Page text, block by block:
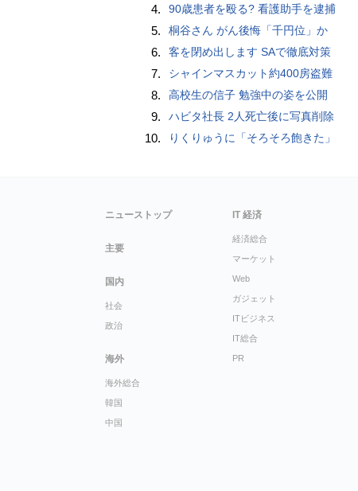
4. 90歳患者を殴る? 看護助手を逮捕
5. 桐谷さん がん後悔「千円位」か
6. 客を閉め出します SAで徹底対策
7. シャインマスカット約400房盗難
8. 高校生の信子 勉強中の姿を公開
9. ハビタ社長 2人死亡後に写真削除
10. りくりゅうに「そろそろ飽きた」
ニューストップ
主要
国内
社会
政治
海外
海外総合
韓国
中国
IT 経済
経済総合
マーケット
Web
ガジェット
ITビジネス
IT総合
PR